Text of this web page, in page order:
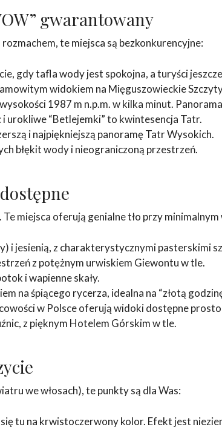
gwarantowany
te miejsca są bezkonkurencyjne:
gdy tafla wody jest spokojna, a turyści
widokiem na Mięguszowieckie
1987 m n.p.m. w kilka minut.
urokliwe “Betlejemki” to kwintesencja Tatr.
i najpiękniejszą panoramę Tatr Wysokich.
błękit wody i nieograniczoną przestrzeń.
miejsca oferują genialne tło przy minimalnym
i jesienią, z charakterystycznymi pasterskimi
z potężnym urwiskiem Giewontu w tle.
i wapienne skały.
na śpiącego rycerza, idealna na “złotą
w Polsce oferują widoki dostępne
z pięknym Hotelem Górskim w tle.
we włosach), te punkty są dla Was:
tu na krwistoczerwony kolor. Efekt jest